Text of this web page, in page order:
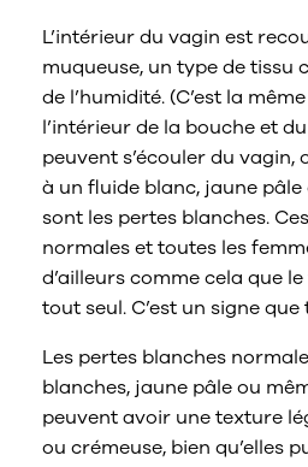
L’intérieur du vagin est
muqueuse, un type de
de l’humidité. (C’est la
l’intérieur de la bouche et
peuvent s’écouler du vagin,
à un fluide blanc, jaune
sont les pertes blanches.
normales et toutes les
d’ailleurs comme cela que
tout seul. C’est un signe
Les pertes blanches
blanches, jaune pâle ou
peuvent avoir une texture
ou crémeuse, bien qu’elles